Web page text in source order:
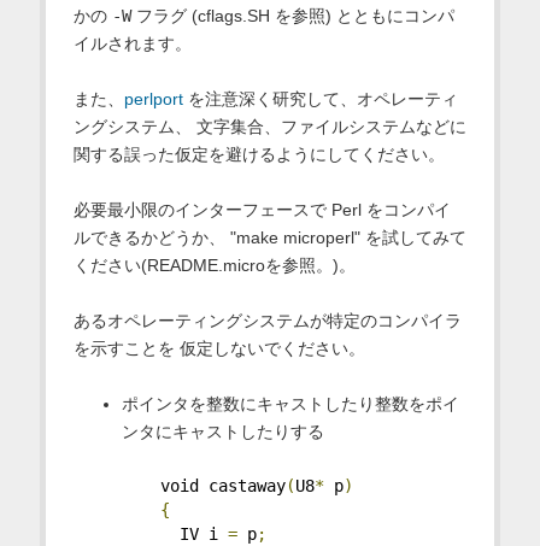
かの -Wフラグ (cflags.SH を参照) とともにコンパ
イルされます。
また、 perlportを注意深く研究して、オペレーティ
ングシステム、 文字集合、ファイルシステムなどに
関する誤った仮定を避けるようにしてください。
必要最小限のインターフェースで Perl をコンパイ
ルできるかどうか、 "make microperl" を試してみて
ください(README.microを参照。)。
あるオペレーティングシステムが特定のコンパイラ
を示すことを 仮定しないでください。
ポインタを整数にキャストしたり整数をポイ
ンタにキャストしたりする
void castaway(U8* p)
{
IV i = p;